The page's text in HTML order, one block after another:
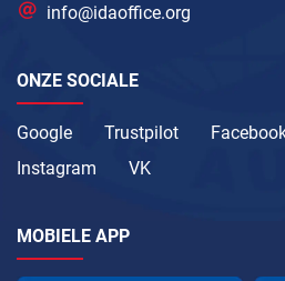
info@idaoffice.org
ONZE SOCIALE
Google Trustpilot
Instagram
VK
MOBIELE APP